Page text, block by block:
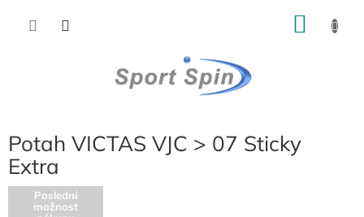
Potah VICTAS VJC > 07 Sticky
Extra
Poslední
možnost